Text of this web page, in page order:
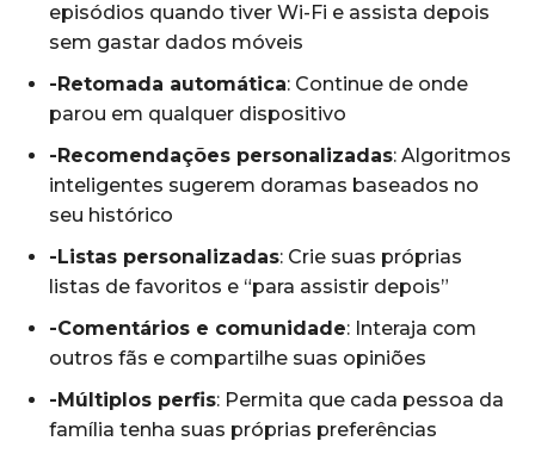
episódios quando tiver Wi-Fi e assista depois
sem gastar dados móveis
-Retomada automática: Continue de onde
parou em qualquer dispositivo
-Recomendações personalizadas: Algoritmos
inteligentes sugerem doramas baseados no
seu histórico
-Listas personalizadas: Crie suas próprias
listas de favoritos e “para assistir depois”
-Comentários e comunidade: Interaja com
outros fãs e compartilhe suas opiniões
-Múltiplos perfis: Permita que cada pessoa da
família tenha suas próprias preferências